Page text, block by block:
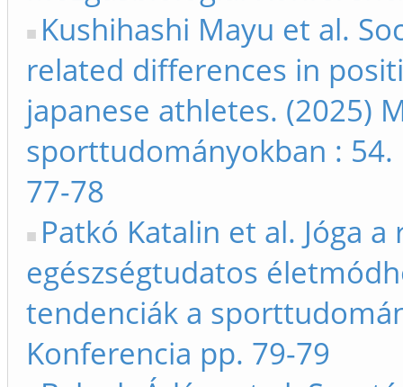
Kushihashi Mayu et al.
related differences in
japanese athletes. (2025)
sporttudományokban :
77-78
Patkó Katalin et al. Jóga
egészségtudatos
tendenciák a
Konferencia pp. 79-79